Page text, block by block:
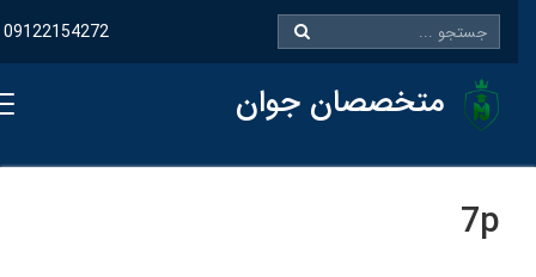
09122154272
متخصصان جوان
7p